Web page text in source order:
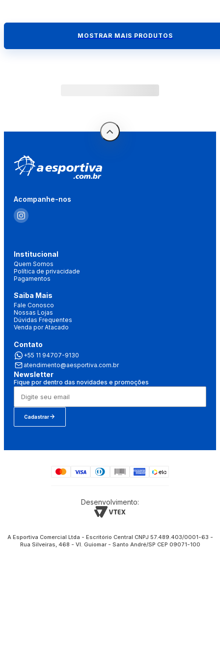
MOSTRAR MAIS PRODUTOS
Acompanhe-nos
Institucional
Quem Somos
Política de privacidade
Pagamentos
Saiba Mais
Fale Conosco
Nossas Lojas
Dúvidas Frequentes
Venda por Atacado
Contato
+55 11 94707-9130
atendimento@aesportiva.com.br
Newsletter
Fique por dentro das novidades e promoções
Cadastrar
Desenvolvimento:
A Esportiva Comercial Ltda - Escritório Central CNPJ 57.489.403/0001-63 -
Rua Silveiras, 468 - Vl. Guiomar - Santo André/SP CEP 09071-100